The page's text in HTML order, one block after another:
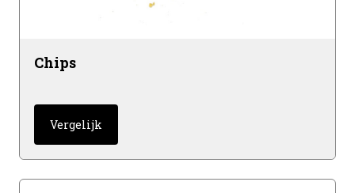
Chips
Vergelijk